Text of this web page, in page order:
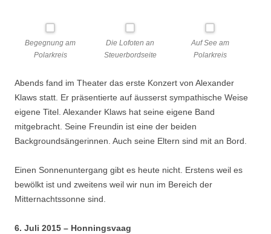
Begegnung am
Polarkreis
Die Lofoten an
Steuerbordseite
Auf See am
Polarkreis
Abends fand im Theater das erste Konzert von Alexander
Klaws statt. Er präsentierte auf äusserst sympathische Weise
eigene Titel. Alexander Klaws hat seine eigene Band
mitgebracht. Seine Freundin ist eine der beiden
Backgroundsängerinnen. Auch seine Eltern sind mit an Bord.
Einen Sonnenuntergang gibt es heute nicht. Erstens weil es
bewölkt ist und zweitens weil wir nun im Bereich der
Mitternachtssonne sind.
6. Juli 2015 – Honningsvaag